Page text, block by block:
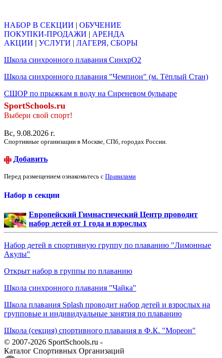
НАБОР В СЕКЦИИ | ОБУЧЕНИЕ
ПОКУПКИ-ПРОДАЖИ | АРЕНДА
АКЦИИ | УСЛУГИ | ЛАГЕРЯ, СБОРЫ
Школа синхронного плавания СинхрО2
Школа синхронного плавания "Чемпион" (м. Тёплый Стан)
СШОР по прыжкам в воду на Сиреневом бульваре
SportSchools.ru
Выбери свой спорт!
Вс, 9.08.2026 г.
Спортивные организации в Москве, СПб, городах России.
Добавить
Перед размещением ознакомьтесь с Правилами
Набор в секции
Европейский Гимнастический Центр проводит
набор детей от 1 года и взрослых
Набор детей в спортивную группу по плаванию "Лимонные
Акулы"
Открыт набор в группы по плаванию
Школа синхронного плавания "Чайка"
Школа плавания Splash проводит набор детей и взрослых на
групповые и индивидуальные занятия по плаванию
Школа (секция) спортивного плавания в Ф.К. "Мореон"
© 2007-2026 SportSchools.ru -
Каталог Спортивных Организаций